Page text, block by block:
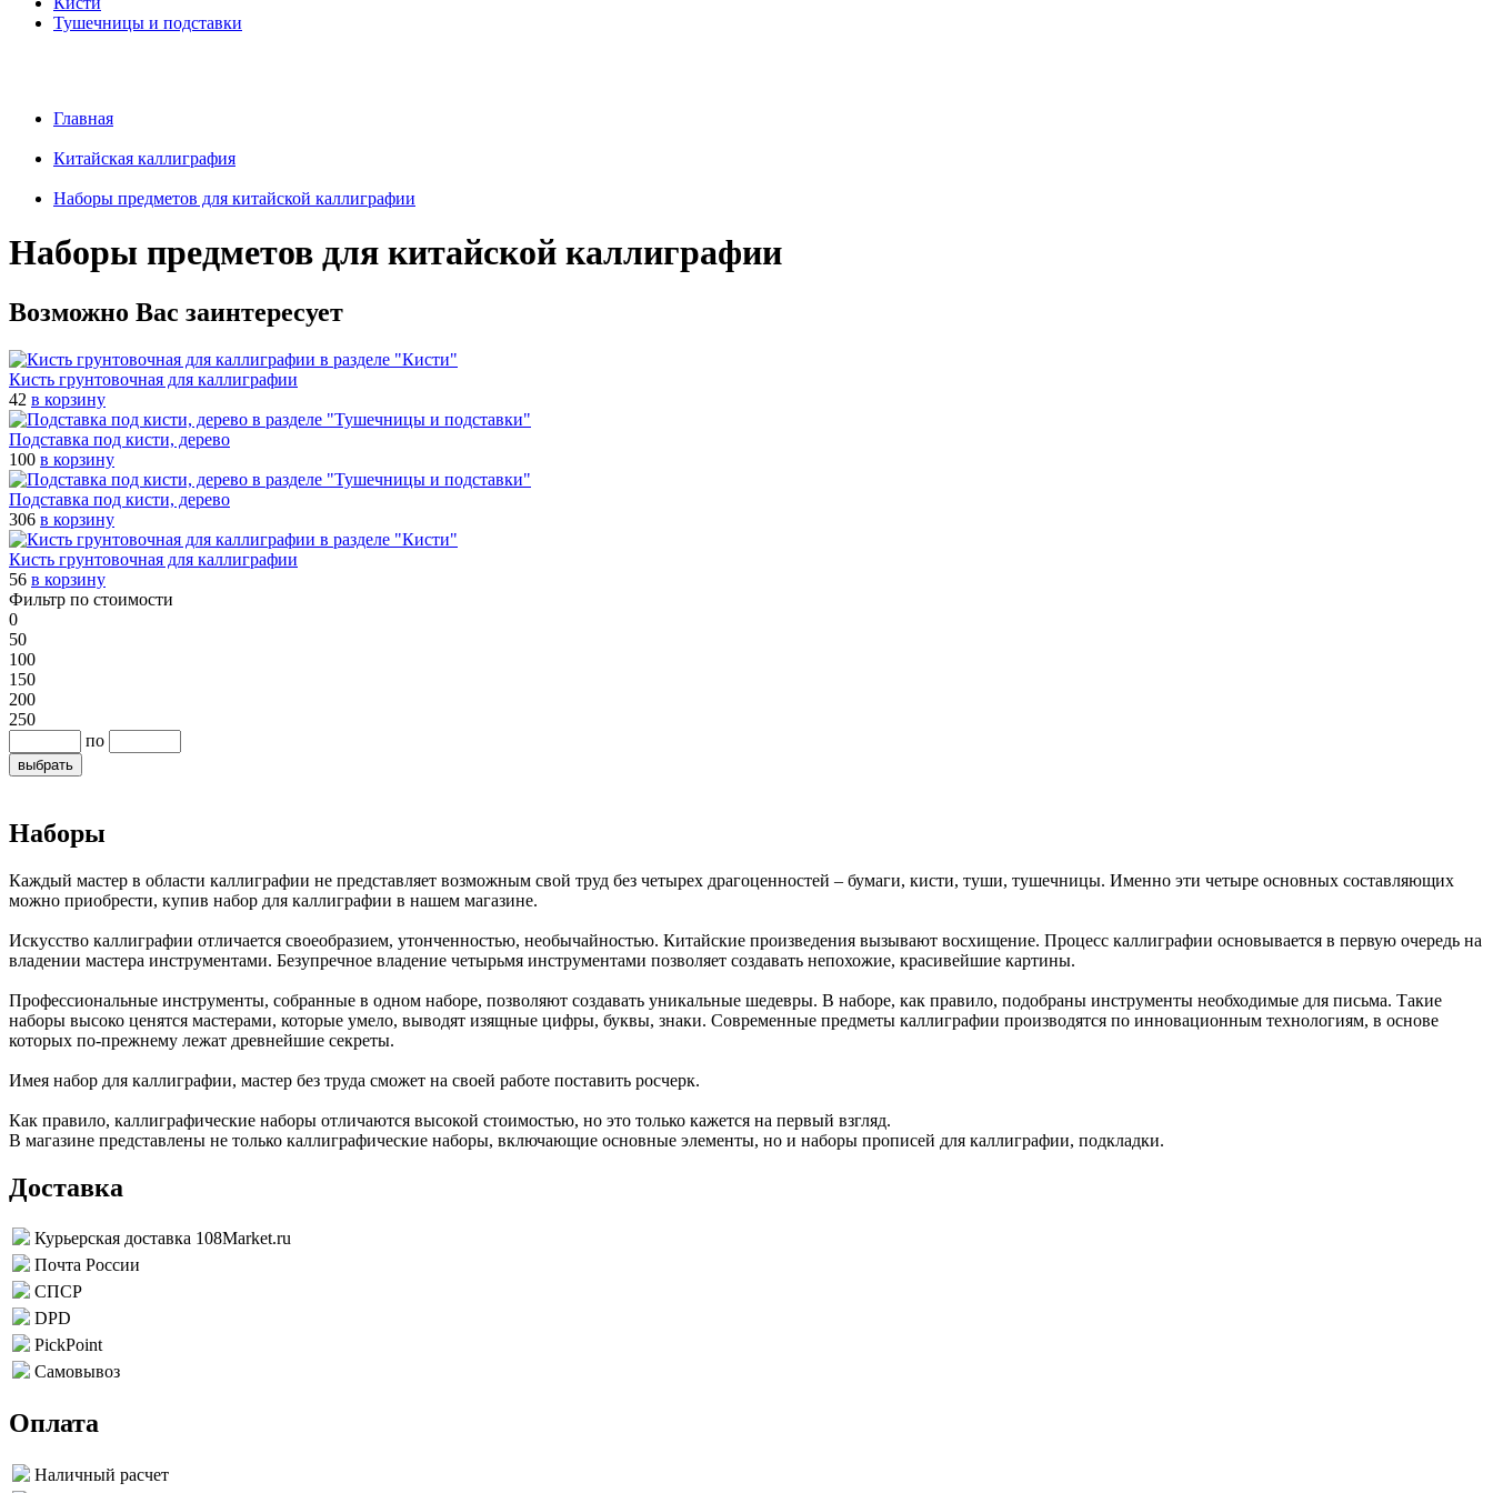
Тушечницы и подставки
Главная
Китайская каллиграфия
Наборы предметов для китайской каллиграфии
Наборы предметов для китайской каллиграфии
Возможно Вас заинтересует
Кисть грунтовочная для каллиграфии
42 в корзину
Подставка под кисти, дерево
100 в корзину
Подставка под кисти, дерево
306 в корзину
Кисть грунтовочная для каллиграфии
56 в корзину
Фильтр по стоимости
0
50
100
150
200
250
по
Наборы
Каждый мастер в области каллиграфии не представляет возможным свой труд без четырех драгоценностей – бумаги, кисти, туши, тушечницы. Именно эти четыре основных составляющих
можно приобрести, купив набор для каллиграфии в нашем магазине.
Искусство каллиграфии отличается своеобразием, утонченностью, необычайностью. Китайские произведения вызывают восхищение. Процесс каллиграфии основывается в первую очередь на
владении мастера инструментами. Безупречное владение четырьмя инструментами позволяет создавать непохожие, красивейшие картины.
Профессиональные инструменты, собранные в одном наборе, позволяют создавать уникальные шедевры. В наборе, как правило, подобраны инструменты необходимые для письма. Такие
наборы высоко ценятся мастерами, которые умело, выводят изящные цифры, буквы, знаки. Современные предметы каллиграфии производятся по инновационным технологиям, в основе
которых по-прежнему лежат древнейшие секреты.
Имея набор для каллиграфии, мастер без труда сможет на своей работе поставить росчерк.
Как правило, каллиграфические наборы отличаются высокой стоимостью, но это только кажется на первый взгляд.
В магазине представлены не только каллиграфические наборы, включающие основные элементы, но и наборы прописей для каллиграфии, подкладки.
Доставка
Курьерская доставка 108Market.ru
Почта России
СПСР
DPD
PickPoint
Самовывоз
Оплата
Наличный расчет